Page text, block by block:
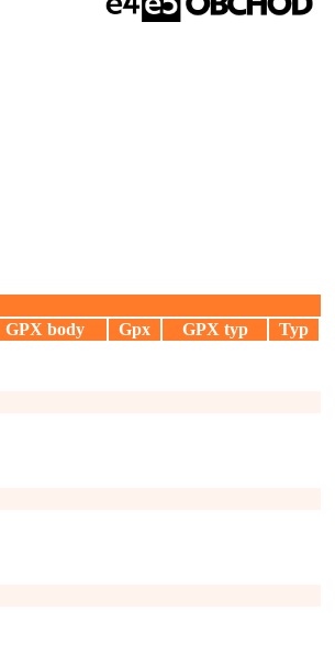
GPX body Gpx GPX typ
Typ